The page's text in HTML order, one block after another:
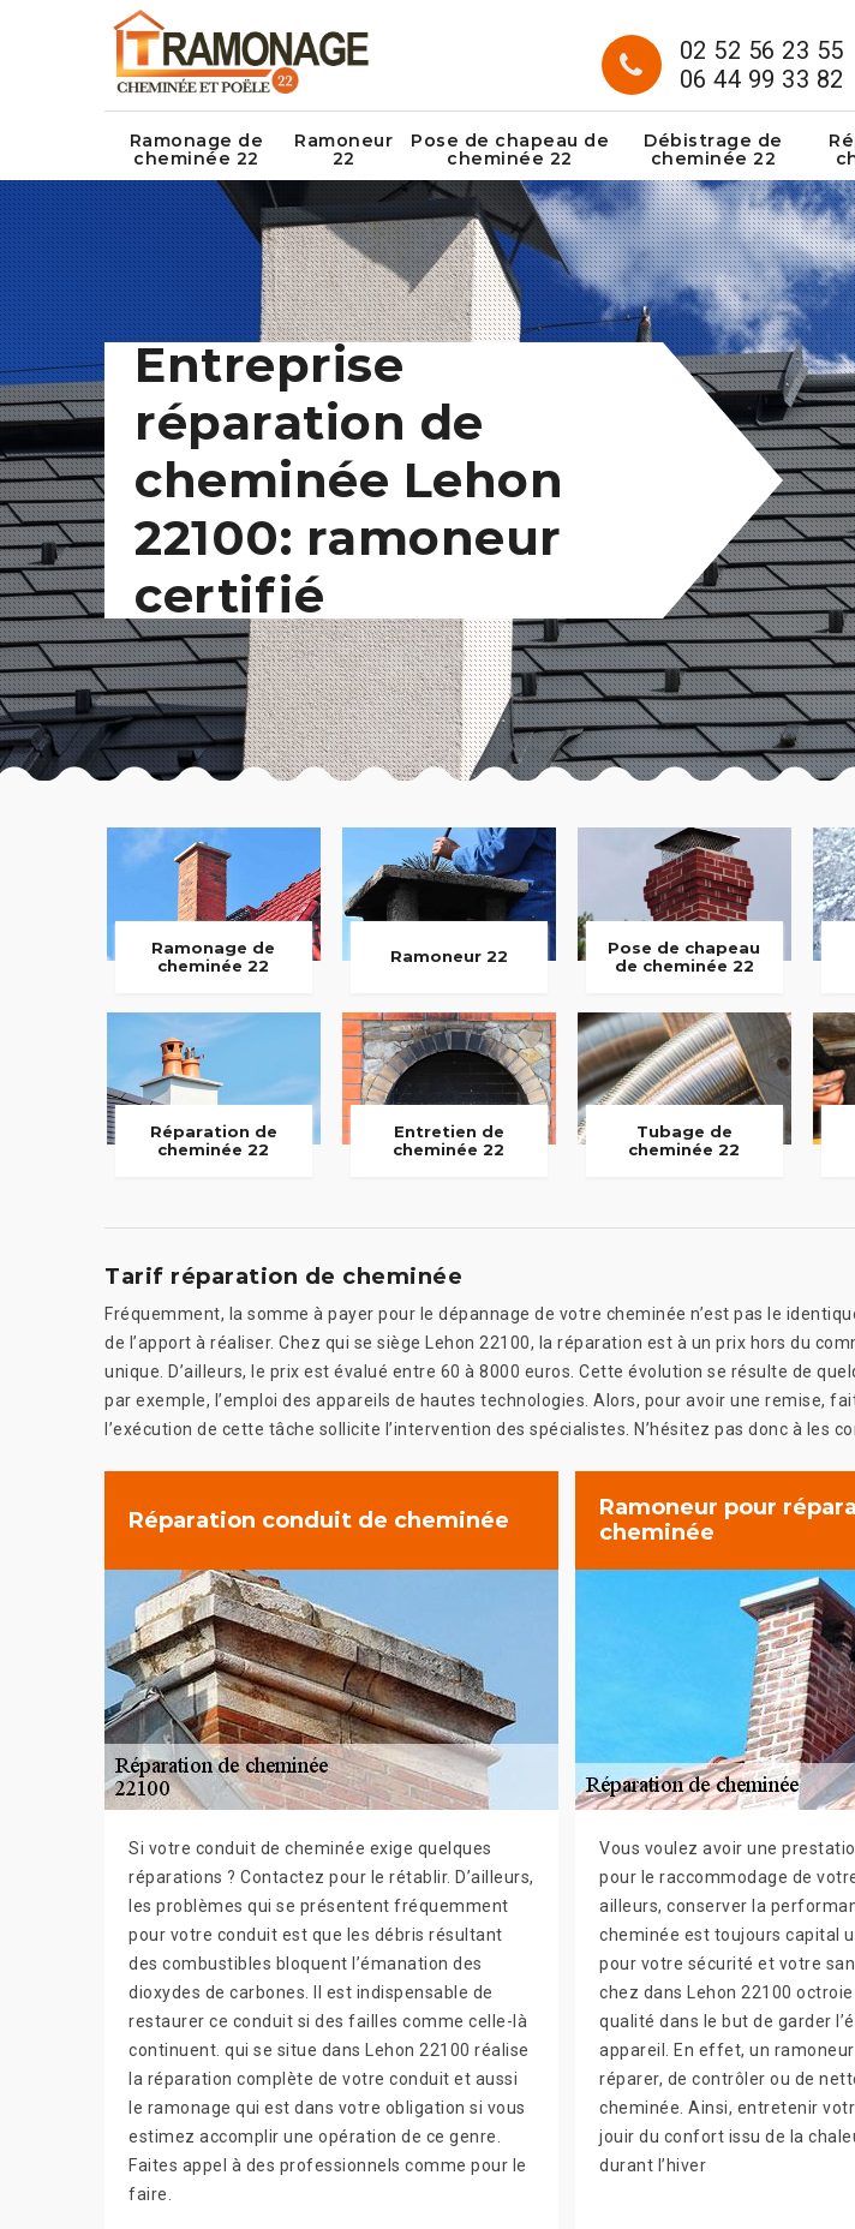
02 52 56 23 55
06 44 99 33 82
Ramonage de
cheminée 22
Ramoneur
22
Pose de chapeau de
cheminée 22
Débistrage de
cheminée 22
Entreprise
réparation de
cheminée Lehon
22100: ramoneur
certifié
Ramonage de
cheminée 22
Ramoneur 22
Pose de chapeau
de cheminée 22
Réparation de
cheminée 22
Entretien de
cheminée 22
Tubage de
cheminée 22
Tarif réparation de cheminée
Fréquemment, la somme à payer pour le dépannage de votre cheminée n’est pas le
de l’apport à réaliser. Chez qui se siège Lehon 22100, la réparation est à un prix hors du
unique. D’ailleurs, le prix est évalué entre 60 à 8000 euros. Cette évolution se résulte de
par exemple, l’emploi des appareils de hautes technologies. Alors, pour avoir une remise,
l’exécution de cette tâche sollicite l’intervention des spécialistes. N’hésitez pas donc à les
Réparation conduit de cheminée
Si votre conduit de cheminée exige quelques
réparations ? Contactez pour le rétablir. D’ailleurs,
les problèmes qui se présentent fréquemment
pour votre conduit est que les débris résultant
des combustibles bloquent l’émanation des
dioxydes de carbones. Il est indispensable de
restaurer ce conduit si des failles comme celle-là
continuent. qui se situe dans Lehon 22100 réalise
la réparation complète de votre conduit et aussi
le ramonage qui est dans votre obligation si vous
estimez accomplir une opération de ce genre.
Faites appel à des professionnels comme pour le
faire.
Ramoneur pour
cheminée
Vous voulez avoir une
pour le raccommodage de
ailleurs, conserver la
cheminée est toujours capital
pour votre sécurité et votre
chez dans Lehon 22100
qualité dans le but de garder
appareil. En effet, un
réparer, de contrôler ou de
cheminée. Ainsi, entretenir
jouir du confort issu de la
durant l’hiver